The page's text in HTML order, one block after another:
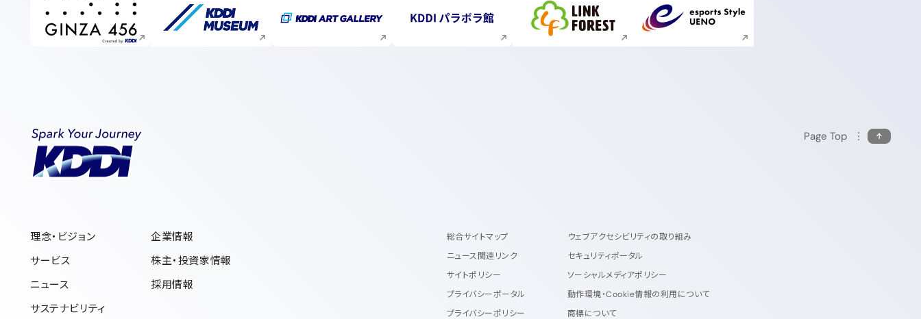
新規ウィンドウで開く 新規ウィンドウで開く 新規ウィンドウで開く 新規ウィンドウで開く 新規ウィンドウで開く 新規ウィンドウで開く
理念・ビジョン
サービス
ニュース
サステナビリティ
企業情報
株主・投資家情報
採用情報
総合サイトマップ
ニュース関連リンク
サイトポリシー
プライバシーポータル
プライバシーポリシー
ウェブアクセシビリティの取り組み
セキュリティポータル
ソーシャルメディアポリシー
動作環境・Cookie情報の利用について
商標について
Page Top